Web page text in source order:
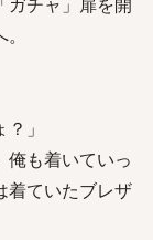
」
俺も着いていっ
着ていたブレザ